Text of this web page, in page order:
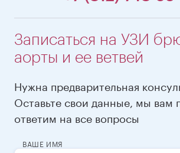
Записаться на УЗИ
аорты и ее ветвей
Нужна предварительная
Оставьте свои данные, мы вам
ответим на все вопросы
ВАШЕ ИМЯ